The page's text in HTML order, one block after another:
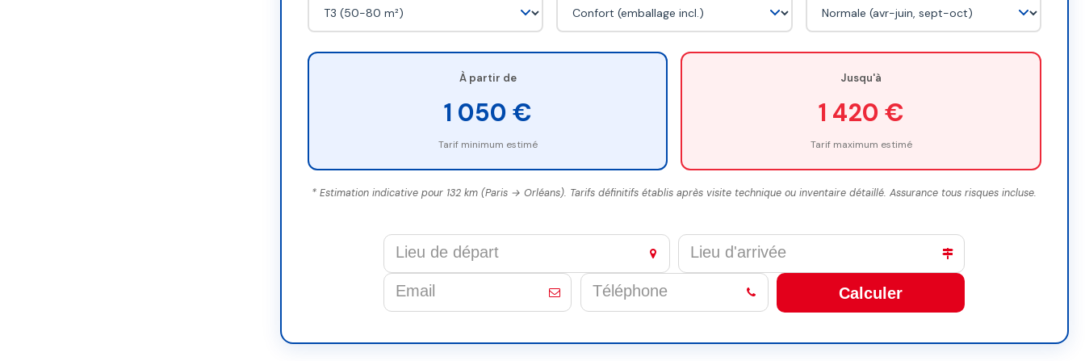
À partir de
1 050 €
Tarif minimum estimé
Jusqu'à
1 420 €
Tarif maximum estimé
* Estimation indicative pour 132 km (Paris → Orléans). Tarifs définitifs établis après visite technique ou inventaire détaillé. Assurance tous risques incluse.
Calculer
field